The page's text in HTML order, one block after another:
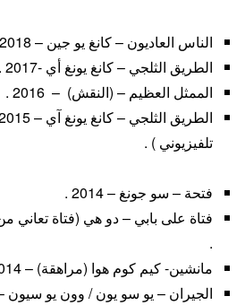
الناس العاديون – كانغ يو جين – 2018 .
الطريق الثلجي – كانغ يونغ أي -2017 .
الممثل العظيم – (النقش) – 2016 .
تلفيزيوني ) .
فتحة – سو جونغ – 2014 .
.
مانشين- كيم كوم هوا (مراهقة) – 2014 .
الجيران – يو سو يون / وون يو سيون –